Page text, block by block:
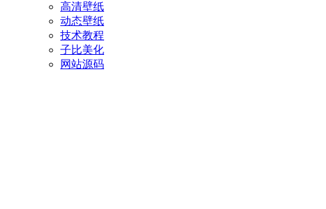
高清壁纸
动态壁纸
技术教程
子比美化
网站源码